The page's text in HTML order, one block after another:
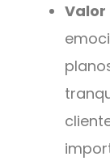
Valor